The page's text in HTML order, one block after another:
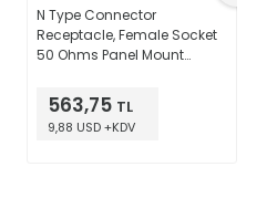
N Type Connector
Receptacle, Female Socket
50 Ohms Panel Mount
563,75 TL
9,88 USD +KDV